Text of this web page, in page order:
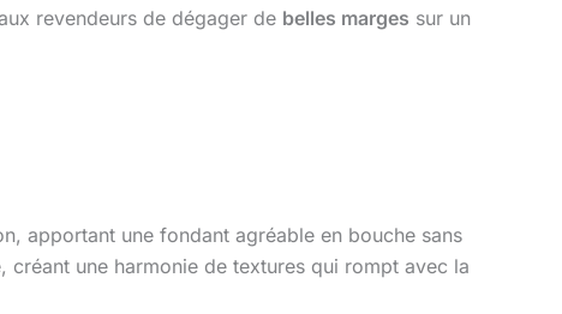
revendeurs de dégager de belles marges sur un
apportant une fondant agréable en bouche sans
créant une harmonie de textures qui rompt avec la